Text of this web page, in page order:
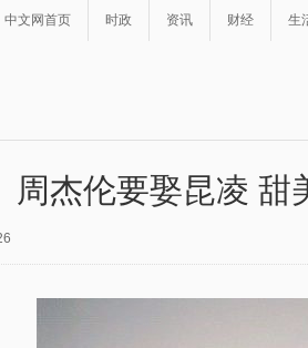
中文网首页 时政 资讯 财经 生
周杰伦要娶昆凌 甜